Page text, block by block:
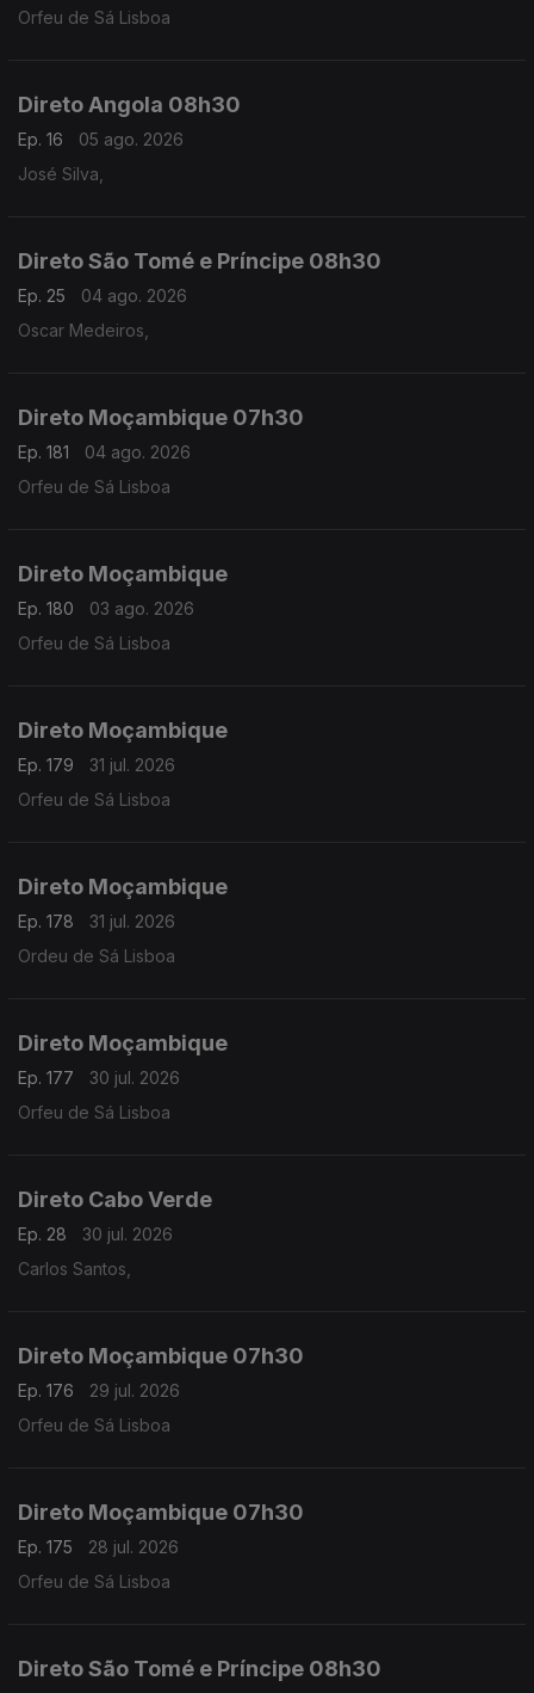
Orfeu de Sá Lisboa
Direto Angola 08h30
Ep. 16
05 ago. 2026
José Silva,
Direto São Tomé e Príncipe 08h30
Ep. 25
04 ago. 2026
Oscar Medeiros,
Direto Moçambique 07h30
Ep. 181
04 ago. 2026
Orfeu de Sá Lisboa
Direto Moçambique
Ep. 180
03 ago. 2026
Orfeu de Sá Lisboa
Direto Moçambique
Ep. 179
31 jul. 2026
Orfeu de Sá Lisboa
Direto Moçambique
Ep. 178
31 jul. 2026
Ordeu de Sá Lisboa
Direto Moçambique
Ep. 177
30 jul. 2026
Orfeu de Sá Lisboa
Direto Cabo Verde
Ep. 28
30 jul. 2026
Carlos Santos,
Direto Moçambique 07h30
Ep. 176
29 jul. 2026
Orfeu de Sá Lisboa
Direto Moçambique 07h30
Ep. 175
28 jul. 2026
Orfeu de Sá Lisboa
Direto São Tomé e Príncipe 08h30